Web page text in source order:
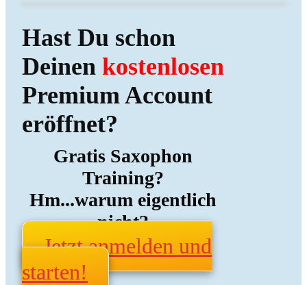
Hast Du schon
Deinen kostenlosen
Premium Account
eröffnet?
Gratis Saxophon
Training?
Hm...warum eigentlich
nicht?
Jetzt anmelden und
starten!